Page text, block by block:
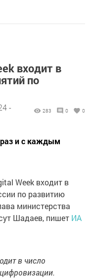
входит в
по
-
283 0 0
раз и с каждым
Week входит в
по развитию
министерства
Шадаев, пишет ИА
в число